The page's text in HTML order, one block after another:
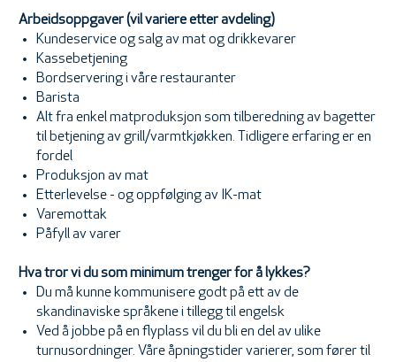
Arbeidsoppgaver (vil variere etter avdeling)
Kundeservice og salg av mat og drikkevarer
Kassebetjening
Bordservering i våre restauranter
Barista
Alt fra enkel matproduksjon som tilberedning av bagetter
til betjening av grill/varmtkjøkken. Tidligere erfaring er en
fordel
Produksjon av mat
Etterlevelse - og oppfølging av IK-mat
Varemottak
Påfyll av varer
Hva tror vi du som minimum trenger for å lykkes?
Du må kunne kommunisere godt på ett av de
skandinaviske språkene i tillegg til engelsk
Ved å jobbe på en flyplass vil du bli en del av ulike
turnusordninger. Våre åpningstider varierer, som fører til